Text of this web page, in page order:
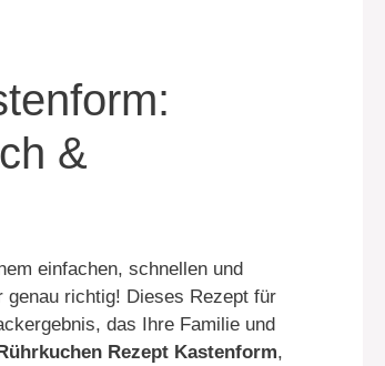
&
einfachen, schnellen und
genau richtig! Dieses Rezept für
das Ihre Familie und
Rezept Kastenform,